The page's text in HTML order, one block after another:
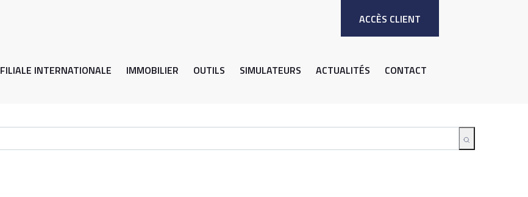
ACCÈS CLIENT
FILIALE INTERNATIONALE IMMOBILIER OUTILS SIMULATEURS ACTUALITÉS CONTACT